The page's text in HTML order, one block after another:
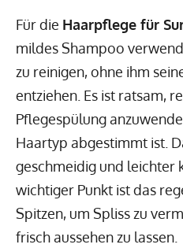
Für die Haarpflege für
mildes Shampoo
zu reinigen, ohne ihm
entziehen. Es ist ratsam,
Pflegespülung
Haartyp abgestimmt ist.
geschmeidig und leichter
wichtiger Punkt ist das
Spitzen, um Spliss zu
frisch aussehen zu lassen.